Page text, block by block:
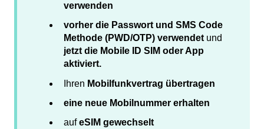
verwenden
vorher die Passwort und SMS Code
Methode (PWD/OTP) verwendet und
jetzt die Mobile ID SIM oder App
aktiviert.
Ihren Mobilfunkvertrag übertragen
eine neue Mobilnummer erhalten
aufeSIM gewechselt